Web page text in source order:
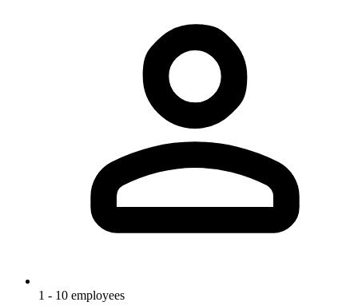
1 - 10 employees